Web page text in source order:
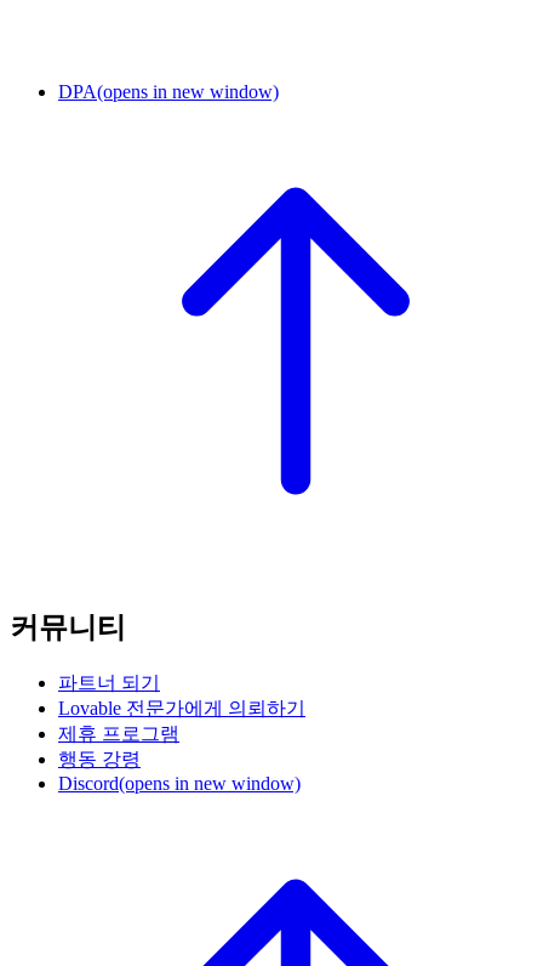
DPA(opens in new window)
커뮤니티
파트너 되기
Lovable 전문가에게 의뢰하기
제휴 프로그램
행동 강령
Discord(opens in new window)